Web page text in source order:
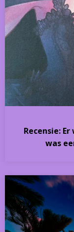
Recensie:
was